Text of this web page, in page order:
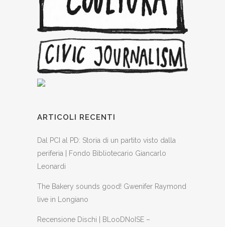
ARTICOLI RECENTI
Dal PCI al PD: Storia di un partito visto dalla
periferia | Fondo Bibliotecario Giancarlo
Leonardi
The Bakery sounds good! Gwenifer Raymond
live in Longiano
Recensione Dischi | BLooDNoISE –